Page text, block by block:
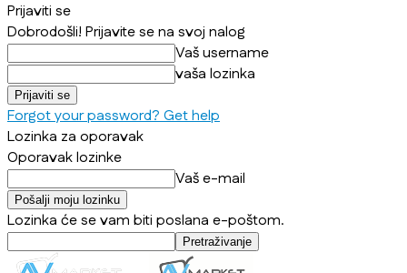
Prijaviti se
Dobrodošli! Prijavite se na svoj nalog
Vaš username
vaša lozinka
Forgot your password? Get help
Lozinka za oporavak
Oporavak lozinke
Vaš e-mail
Lozinka će se vam biti poslana e-poštom.